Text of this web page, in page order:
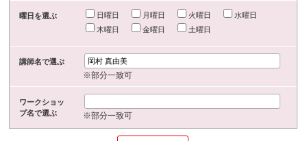
曜日を選ぶ 日曜日 月曜日 火曜日
水曜日
木曜日
金曜日 土曜日
講師名で選ぶ
※部分一致可
ワークショッ
プ名で選ぶ
※部分一致可